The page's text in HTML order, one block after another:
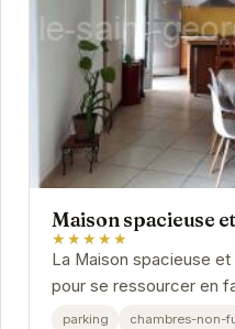
Maison spacieuse
★★★★★
La Maison spacieuse
pour se ressourcer en
son ambiance
parking chambres-non-